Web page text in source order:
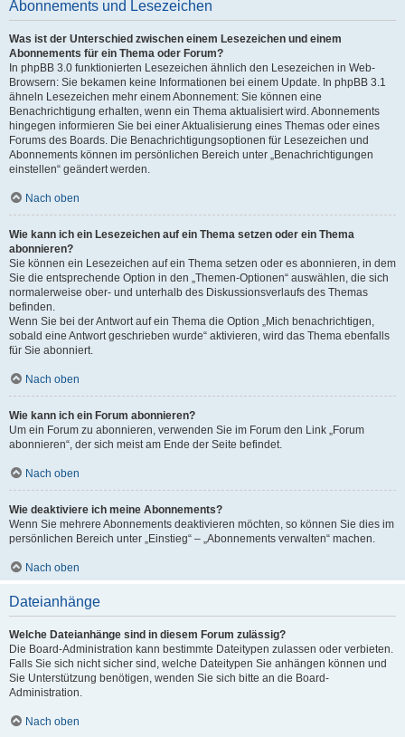
Abonnements und Lesezeichen
Was ist der Unterschied zwischen einem Lesezeichen und einem
Abonnements für ein Thema oder Forum?
In phpBB 3.0 funktionierten Lesezeichen ähnlich den Lesezeichen in Web-
Browsern: Sie bekamen keine Informationen bei einem Update. In phpBB 3.1
ähneln Lesezeichen mehr einem Abonnement: Sie können eine
Benachrichtigung erhalten, wenn ein Thema aktualisiert wird. Abonnements
hingegen informieren Sie bei einer Aktualisierung eines Themas oder eines
Forums des Boards. Die Benachrichtigungsoptionen für Lesezeichen und
Abonnements können im persönlichen Bereich unter „Benachrichtigungen
einstellen“ geändert werden.
Nach oben
Wie kann ich ein Lesezeichen auf ein Thema setzen oder ein Thema
abonnieren?
Sie können ein Lesezeichen auf ein Thema setzen oder es abonnieren, in dem
Sie die entsprechende Option in den „Themen-Optionen“ auswählen, die sich
normalerweise ober- und unterhalb des Diskussionsverlaufs des Themas
befinden.
Wenn Sie bei der Antwort auf ein Thema die Option „Mich benachrichtigen,
sobald eine Antwort geschrieben wurde“ aktivieren, wird das Thema ebenfalls
für Sie abonniert.
Nach oben
Wie kann ich ein Forum abonnieren?
Um ein Forum zu abonnieren, verwenden Sie im Forum den Link „Forum
abonnieren“, der sich meist am Ende der Seite befindet.
Nach oben
Wie deaktiviere ich meine Abonnements?
Wenn Sie mehrere Abonnements deaktivieren möchten, so können Sie dies im
persönlichen Bereich unter „Einstieg“ – „Abonnements verwalten“ machen.
Nach oben
Dateianhänge
Welche Dateianhänge sind in diesem Forum zulässig?
Die Board-Administration kann bestimmte Dateitypen zulassen oder verbieten.
Falls Sie sich nicht sicher sind, welche Dateitypen Sie anhängen können und
Sie Unterstützung benötigen, wenden Sie sich bitte an die Board-
Administration.
Nach oben